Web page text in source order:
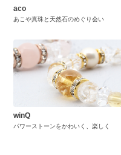
aco
あこや真珠と天然石のめぐり会い
winQ
パワーストーンをかわいく、楽しく